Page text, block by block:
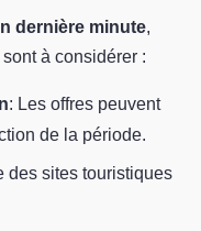
dernière minute,
à considérer :
: Les offres peuvent
de la période.
des sites touristiques